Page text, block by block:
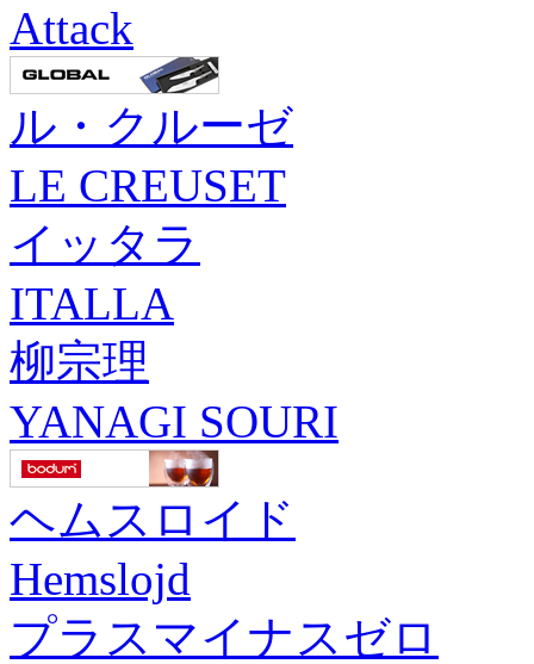
Attack
ル・クルーゼ
LE CREUSET
イッタラ
ITALLA
柳宗理
YANAGI SOURI
ヘムスロイド
Hemslojd
プラスマイナスゼロ